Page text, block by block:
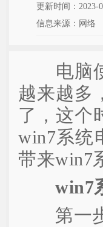
更新时间：2023-
信息来源：网络
电脑使
越来越多
了，这个
win7系统
带来win7
win7
第一步